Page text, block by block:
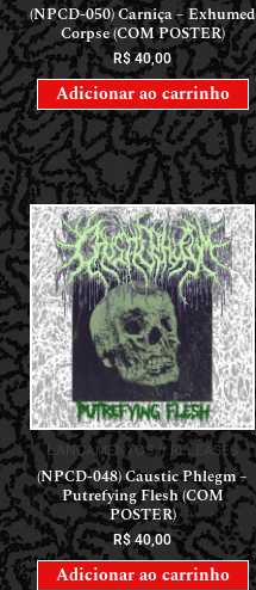
(NPCD-050) Carniça – Exhumed
Corpse (COM POSTER)
R$40,00
Adicionar ao carrinho
LANÇAMENTOS // RELEASES
(NPCD-048) Caustic Phlegm –
Putrefying Flesh (COM
POSTER)
R$ 40,00
Adicionar ao carrinho